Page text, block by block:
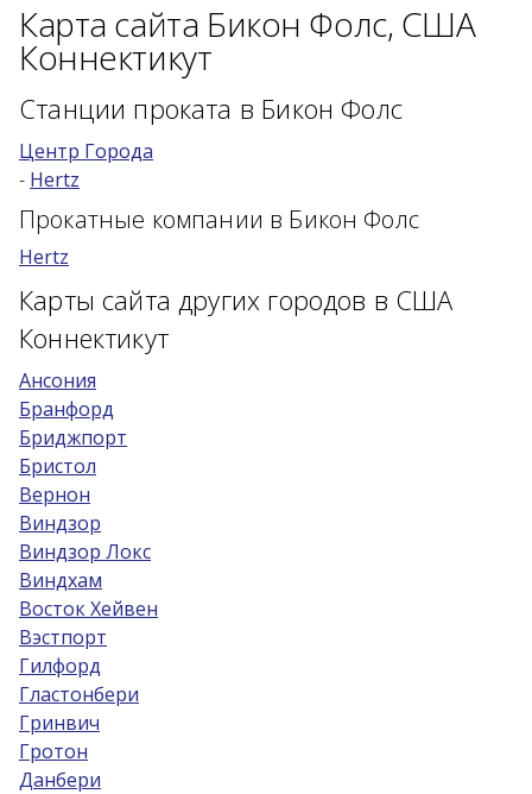
Возврат в другом месте?
11:00
Возраст 25-70 лет?
Купон/промо
Карта сайта Бикон Фолс, США
Коннектикут
Станции проката в Бикон Фолс
Центр Города
- Hertz
Прокатные компании в Бикон Фолс
Hertz
Карты сайта других городов в США
Коннектикут
Ансония
Бранфорд
Бриджпорт
Бристол
Вернон
Виндзор
Виндзор Локс
Виндхам
Восток Хейвен
Вэстпорт
Гилфорд
Гластонбери
Гринвич
Гротон
Данбери